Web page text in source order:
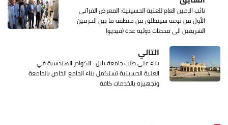
نائب الامين العام للعتبة الحسينية: المعرض القرآني
الأول من نوعه سينطلق من منطقة ما بين الحرمين
الشريفين الى محطات دولية عدة (فيديو)
التالي
بناء على طلب جامعة بابل.. الكوادر الهندسية في
العتبة الحسينية تستكمل بناء الجامع الخاص بالجامعة
وتجهيزه بالخدمات كافة